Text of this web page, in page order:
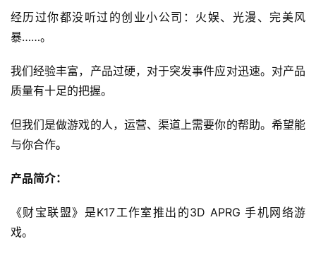
戏
业
手
游
戏
单
游
戏
经历过你都没听过的创业小公司：火娱、光漫、完美风
暴……。
我们经验丰富，产品过硬，对于突发事件应对迅速。对产品
质量有十足的把握。
但我们是做游戏的人，运营、渠道上需要你的帮助。希望能
与你合作。
产品简介：
《财宝联盟》是K17工作室推出的3D APRG 手机网络游
戏。